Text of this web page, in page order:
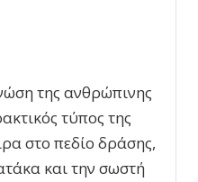
της ανθρώπινης
τύπος της
στο πεδίο δράσης,
και την σωστή